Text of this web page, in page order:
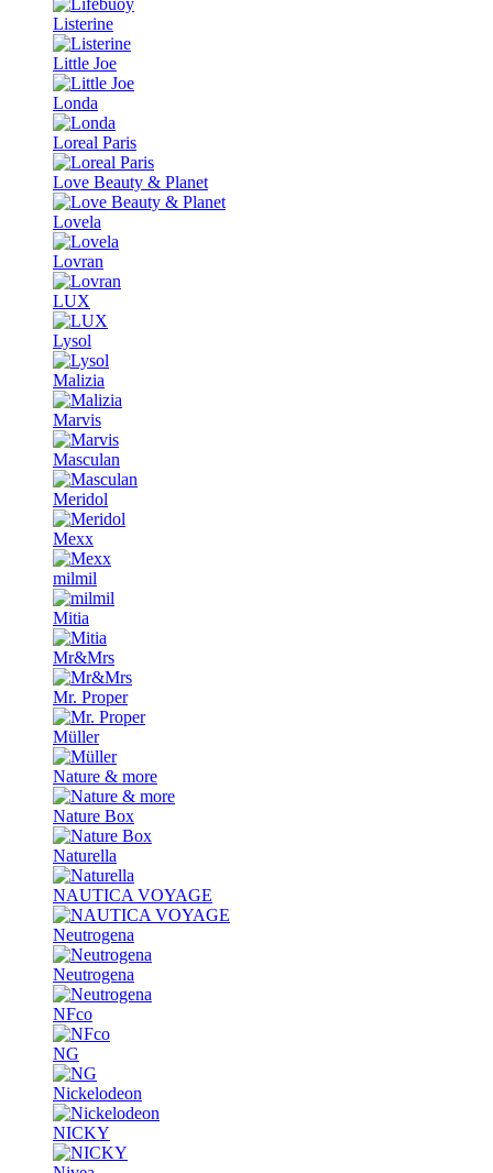
Listerine
Little Joe
Londa
Loreal Paris
Love Beauty & Planet
Lovela
Lovran
LUX
Lysol
Malizia
Marvis
Masculan
Meridol
Mexx
milmil
Mitia
Mr&Mrs
Mr. Proper
Müller
Nature & more
Nature Box
Naturella
NAUTICA VOYAGE
Neutrogena
Neutrogena
NFco
NG
Nickelodeon
NICKY